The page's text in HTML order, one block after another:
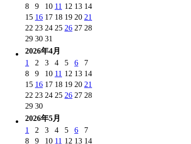
8
9 10 11 12 13 14
15 16 17 18 19 20 21
22 23 24 25 26 27 28
29 30 31
2026年4月
1
2 3 4 5 6
7
8
9 10 11 12 13 14
15 16 17 18 19 20 21
22 23 24 25 26 27 28
29 30
2026年5月
1
2 3 4 5 6
7
8
9 10 11 12 13 14